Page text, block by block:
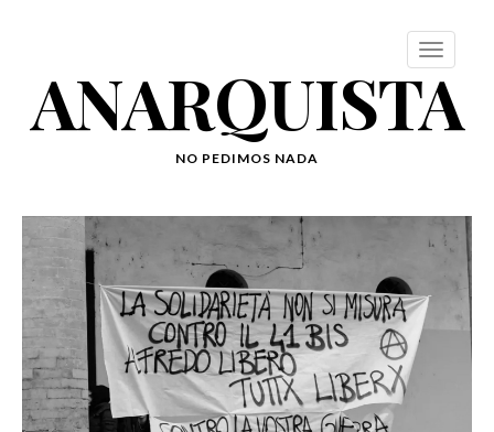
ANARQUISTA
NO PEDIMOS NADA